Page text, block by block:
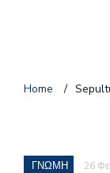
Home /
ΓΝΩΜΗ 26